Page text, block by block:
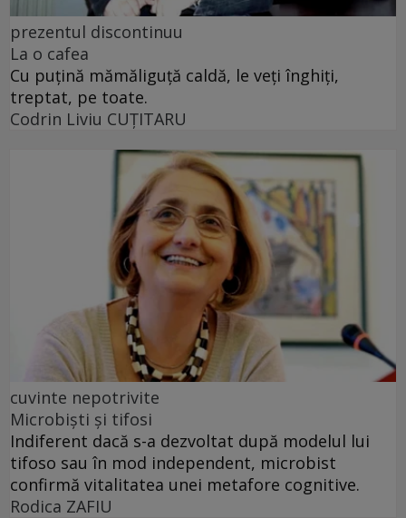
prezentul discontinuu
La o cafea
Cu puţină mămăliguţă caldă, le veţi înghiţi,
treptat, pe toate.
Codrin Liviu CUŢITARU
cuvinte nepotrivite
Microbiști și tifosi
Indiferent dacă s-a dezvoltat după modelul lui
tifoso sau în mod independent, microbist
confirmă vitalitatea unei metafore cognitive.
Rodica ZAFIU